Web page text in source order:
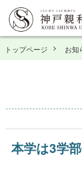
トップページ お知
本学は3学